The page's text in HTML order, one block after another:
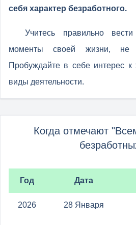
себя характер безработного.
Учитесь правильно
моменты своей жизни, не
Пробуждайте в себе интерес
виды деятельности.
Когда отмечают
Год Дата
2026 28 Января